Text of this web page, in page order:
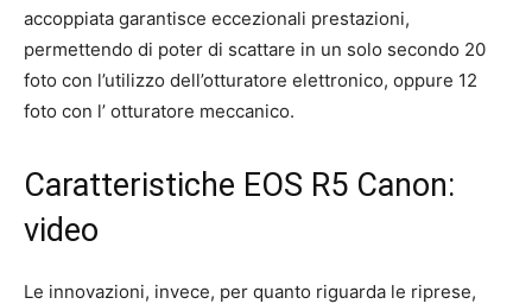
accoppiata garantisce eccezionali prestazioni,
permettendo di poter di scattare in un solo secondo 20
foto con l’utilizzo dell’otturatore elettronico, oppure 12
foto con l’ otturatore meccanico.
Caratteristiche EOS R5 Canon:
video
Le innovazioni, invece, per quanto riguarda le riprese,